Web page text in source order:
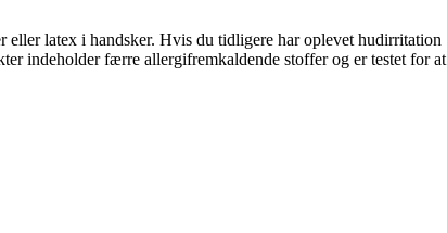
eller latex i handsker. Hvis du tidligere har oplevet hudirritation
indeholder færre allergifremkaldende stoffer og er testet for at